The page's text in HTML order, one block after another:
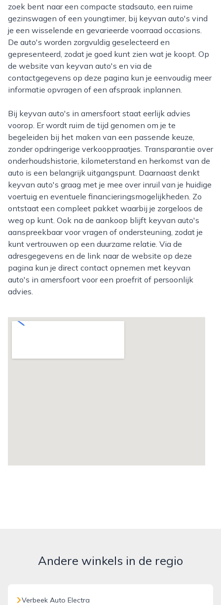
zoek bent naar een compacte stadsauto, een ruime
gezinswagen of een youngtimer, bij keyvan auto's vind
je een wisselende en gevarieerde voorraad occasions.
De auto's worden zorgvuldig geselecteerd en
gepresenteerd, zodat je goed kunt zien wat je koopt. Op
de website van keyvan auto's en via de
contactgegevens op deze pagina kun je eenvoudig meer
informatie opvragen of een afspraak inplannen.
Bij keyvan auto's in amersfoort staat eerlijk advies
voorop. Er wordt ruim de tijd genomen om je te
begeleiden bij het maken van een passende keuze,
zonder opdringerige verkooppraatjes. Transparantie over
onderhoudshistorie, kilometerstand en herkomst van de
auto is een belangrijk uitgangspunt. Daarnaast denkt
keyvan auto's graag met je mee over inruil van je huidige
voertuig en eventuele financieringsmogelijkheden. Zo
ontstaat een compleet pakket waarbij je zorgeloos de
weg op kunt. Ook na de aankoop blijft keyvan auto's
aanspreekbaar voor vragen of ondersteuning, zodat je
kunt vertrouwen op een duurzame relatie. Via de
adresgegevens en de link naar de website op deze
pagina kun je direct contact opnemen met keyvan
auto's in amersfoort voor een proefrit of persoonlijk
advies.
Andere winkels in de regio
Verbeek Auto Electra